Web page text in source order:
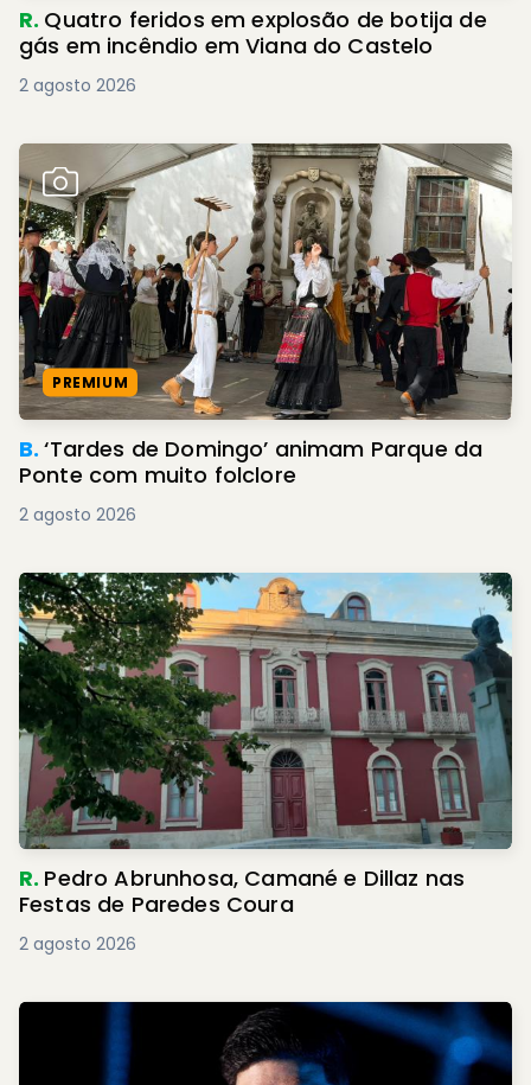
R. Quatro feridos em explosão de botija de
gás em incêndio em Viana do Castelo
2 agosto 2026
PREMIUM
B.‘Tardes de Domingo’ animam Parque da
Ponte com muito folclore
2 agosto 2026
R. Pedro Abrunhosa, Camané e Dillaz nas
Festas de Paredes Coura
2 agosto 2026